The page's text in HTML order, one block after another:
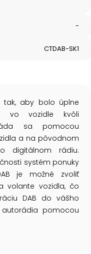
-
CTDAB-SK1
tak, aby bolo úplne
vo vozidle kvôli
sa pomocou
a na pôvodnom
digitálnom rádiu.
systém ponuky
je možné zvoliť
volante vozidla, čo
DAB do vášho
pomocou